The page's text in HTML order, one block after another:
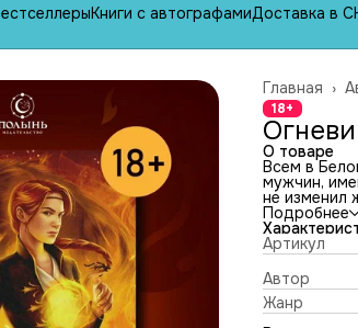
Книги с автографамиДоставка в
Главная ›
18+
О товаре
Всем в
мужчин,
не изменил
от
теперь
усмирить
дотла? Тем
сгубивших
приводит
даром
Подробнее
Артикул
Автор
Жанр